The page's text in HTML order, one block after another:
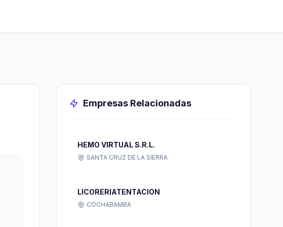
Empresas Relacionadas
HEMO VIRTUAL S.R.L.
SANTA CRUZ DE LA SIERRA
LICORERIATENTACION
COCHABAMBA